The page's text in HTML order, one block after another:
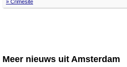
» Crimesite
Meer nieuws uit Amsterdam